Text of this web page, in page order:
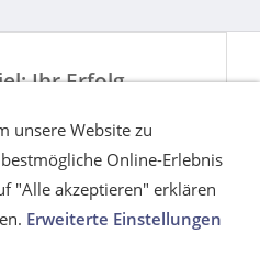
Ihr Erfolg
aus, interaktiv im
vor Ort –
vielseitig!
unsere Website zu
Online-Erlebnis
"Alle akzeptieren" erklären
Erweiterte Einstellungen